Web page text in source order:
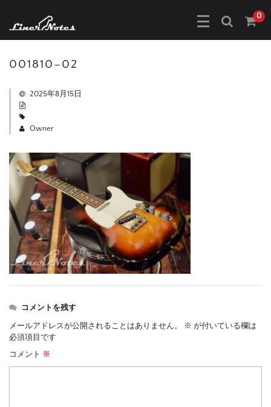
0
001810–02
2025年8月15日
Owner
コメントを残す
メールアドレスが公開されることはありません。 ※ が付いている欄は
必須項目です
コメント ※